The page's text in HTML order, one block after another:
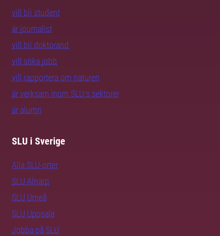
vill bli student
är journalist
vill bli doktorand
vill söka jobb
vill rapportera om naturen
är verksam inom SLU:s sektorer
är alumn
SLU i Sverige
Alla SLU-orter
SLU Alnarp
SLU Umeå
SLU Uppsala
Jobba på SLU